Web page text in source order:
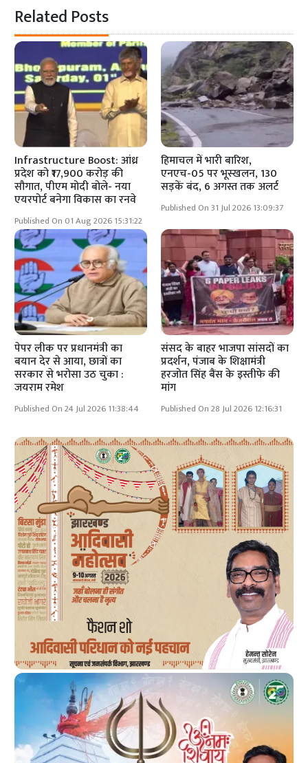
Related Posts
Infrastructure Boost: आंध्र
प्रदेश को ₹17,900 करोड़ की
सौगात, पीएम मोदी बोले- नया
एयरपोर्ट बनेगा विकास का रनवे
Published On 01 Aug 2026 15:31:22
हिमाचल में भारी बारिश,
एनएच-05 पर भूस्खलन, 130
सड़कें बंद, 6 अगस्त तक अलर्ट
Published On 31 Jul 2026 13:09:37
पेपर लीक पर प्रधानमंत्री का
बयान देर से आया, छात्रों का
सरकार से भरोसा उठ चुका :
जयराम रमेश
Published On 24 Jul 2026 11:38:44
संसद के बाहर भाजपा सांसदों का
प्रदर्शन, पंजाब के शिक्षामंत्री
हरजोत सिंह बैंस के इस्तीफे की
मांग
Published On 28 Jul 2026 12:16:31